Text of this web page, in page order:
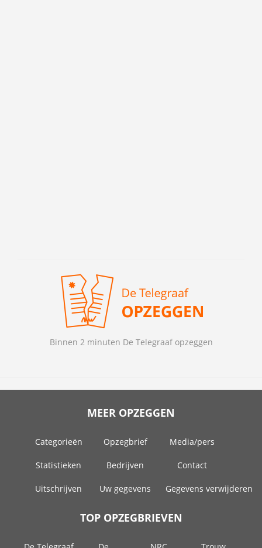
Binnen 2 minuten De Telegraaf opzeggen
MEER OPZEGGEN
Categorieën Opzegbrief Media/pers
Statistieken Bedrijven Contact
Uitschrijven Uw gegevens Gegevens verwijderen
TOP OPZEGBRIEVEN